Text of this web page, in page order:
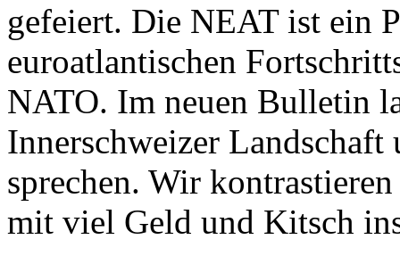
gefeiert. Die NEAT ist ein
euroatlantischen
NATO. Im neuen Bulletin
Innerschweizer
sprechen. Wir
mit viel Geld und Kitsch